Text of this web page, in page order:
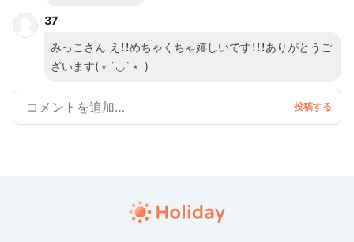
37
みっこさん え！！めちゃくちゃ嬉しいです！！！ありがとうご
ざいます(﹡´◡`﹡ )